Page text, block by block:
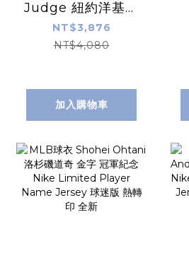
Judge 紐約洋基深
藍 Nike Replica
Player Name
NT$3,876
NT$4,080
加入購物車